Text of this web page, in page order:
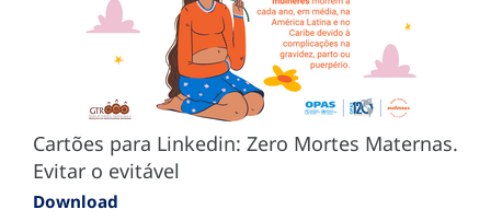
Cartões para Linkedin: Zero Mortes Maternas.
Evitar o evitável
Download